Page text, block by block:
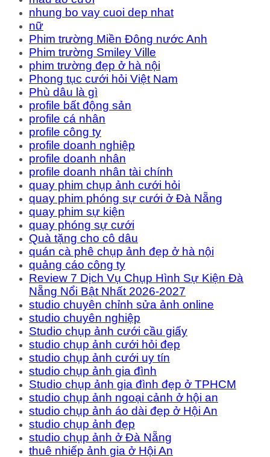
nhung bo vay cuoi dep nhat
nữ
Phim trường Miền Đông nước Anh
Phim trường Smiley Ville
phim trường đẹp ở hà nội
Phong tục cưới hỏi Việt Nam
Phù dâu là gì
profile bất động sản
profile cá nhân
profile công ty
profile doanh nghiệp
profile doanh nhân
profile doanh nhân tài chính
quay phim chụp ảnh cưới hỏi
quay phim phóng sự cưới ở Đà Nẵng
quay phim sự kiện
quay phóng sự cưới
Quà tặng cho cô dâu
quán cà phê chụp ảnh đẹp ở hà nội
quảng cáo công ty
Review 7 Dịch Vụ Chụp Hình Sự Kiện Đà
Nẵng Nổi Bật Nhất 2026-2027
studio chuyên chỉnh sửa ảnh online
studio chuyên nghiệp
Studio chụp ảnh cưới cầu giấy
studio chụp ảnh cưới hỏi đẹp
studio chụp ảnh cưới uy tín
studio chụp ảnh gia đình
Studio chụp ảnh gia đình đẹp ở TPHCM
studio chụp ảnh ngoại cảnh ở hội an
studio chụp ảnh áo dài đẹp ở Hội An
studio chụp ảnh đẹp
studio chụp ảnh ở Đà Nẵng
thuê nhiếp ảnh gia ở Hội An